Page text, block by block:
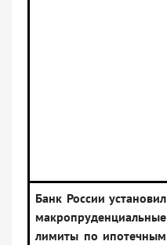
Банк России установил
макропруденциальные
лимиты по ипотечным